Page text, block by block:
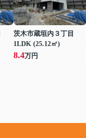
茨木市蔵垣内３丁目
1LDK (25.12㎡)
8.4万円